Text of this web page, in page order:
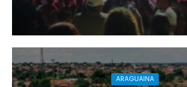
ARAGUAINA